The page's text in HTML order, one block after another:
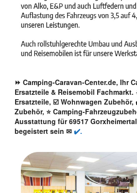
⏩ Camping-Caravan-Center.de, Ihr
Ersatzteile & Reisemobil
Ersatzteile, ☑️ Wohnwagen
Zubehör, ⭐ Camping-
Ausstattung für 69517
begeistert sein ✉ ✔️.